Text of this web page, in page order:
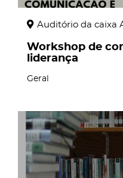
Auditório da caixa
Workshop de
liderança
Geral